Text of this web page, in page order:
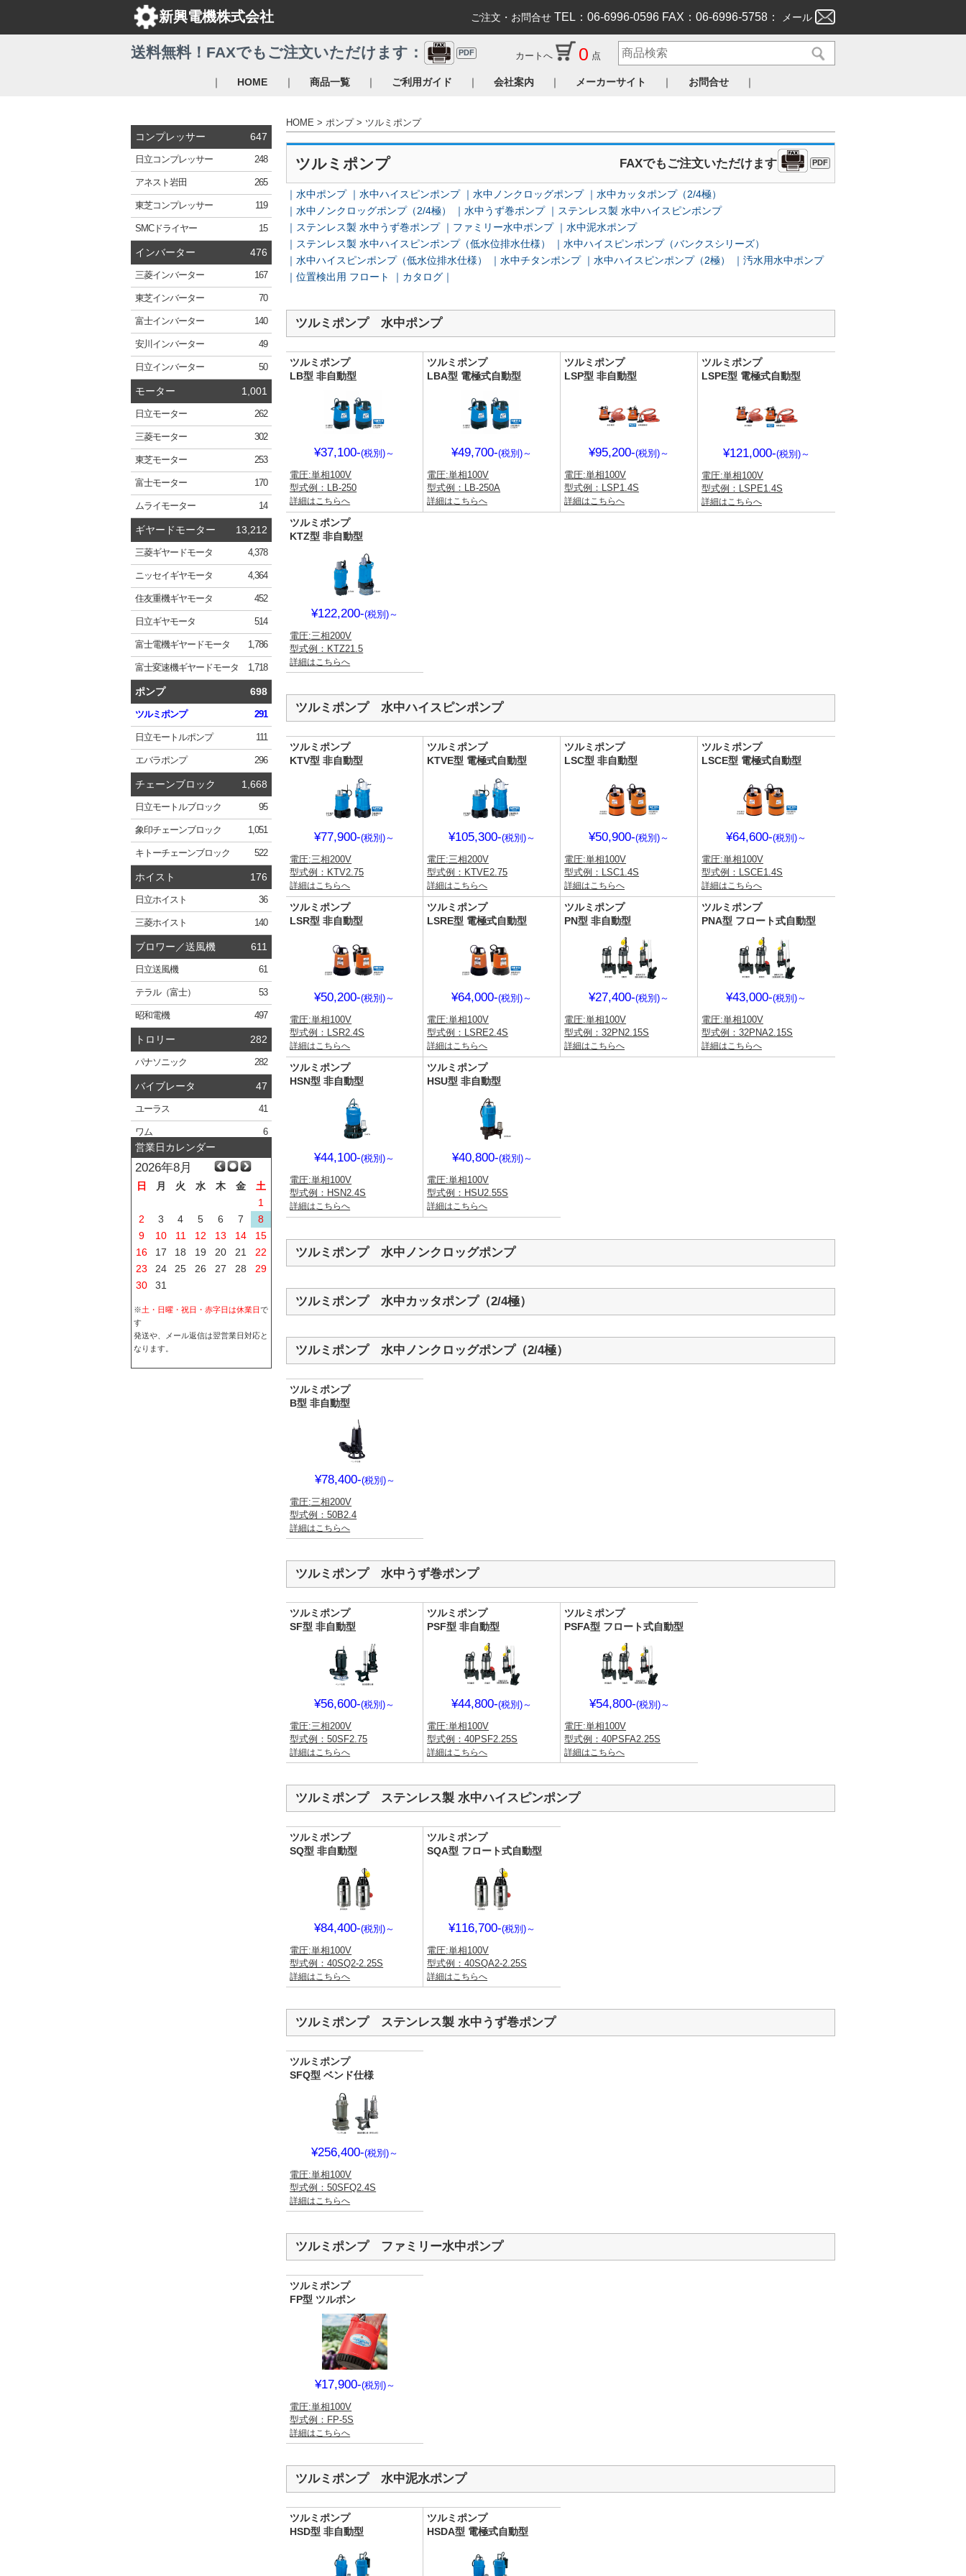
新興電機株式会社 ご注文・お問合せ TEL：06-6996-0596 FAX：06-6996-5758： メール
｜ HOME ｜ 商品一覧 ｜ ご利用ガイド ｜ 会社案内 ｜ メーカーサイト ｜ お問合せ ｜
コンプレッサー 647
日立コンプレッサー 248
アネスト岩田 265
東芝コンプレッサー 119
SMCドライヤー 15
インバーター 476
三菱インバーター 167
東芝インバーター 70
富士インバーター 140
安川 インバーター 49
日立インバーター 50
モーター 1,001
日立モーター 262
三菱モーター 302
東芝モーター 253
富士モーター 170
ムライモーター 14
ギヤードモーター 13,212
三菱ギヤードモータ 4,378
ニッセイギヤモータ 4,364
住友重機ギヤモータ 452
日立ギヤモータ 514
富士電機ギヤードモータ 1,786
富士変速機ギヤードモータ 1,718
ポンプ 698
ツルミポンプ 291
日立モートルポンプ 111
エバラポンプ 296
チェーンブロック 1,668
日立モートルブロック 95
象印チェーンブロック 1,051
キトーチェーンブロック 522
ホイスト 176
日立ホイスト 36
三菱ホイスト 140
ブロワー／送風機 611
日立送風機 61
テラル（富士） 53
昭和電機 497
トロリー 282
パナソニック 282
バイブレータ 47
ユーラス 41
ワム 6
営業日カレンダー
2026年8月
日 月 火 水 木 金
土
1
2
3 4 5 6 7
8
9
10 11 12 13 14
15
16
17 18 19 20 21
22
23
24 25 26 27 28
29
30
31
※土・日曜・祝日・赤字日は休業日で
す
発送や、メール返信は翌営業日対応と
なります。
送料無料！FAXでもご注文いただけます： PDF カートへ 0 点
HOME ポンプ ツルミポンプ
ツルミポンプ FAXでもご注文いただけます PDF
水中ポンプ 水中ハイスピンポンプ 水中ノンクロッグポンプ
水中カッタポンプ（2/4極）
水中ノンクロッグポンプ（2/4極）
水中うず巻ポンプ
ステンレス製 水中ハイスピンポンプ
ステンレス製 水中うず巻ポンプ
ファミリー水中ポンプ
水中泥水ポンプ
ステンレス製 水中ハイスピンポンプ（低水位排水仕様）
水中ハイスピンポンプ（バンクスシリーズ）
水中ハイスピンポンプ（低水位排水仕様）
水中チタンポンプ 水中ハイスピンポンプ（2極）
汚水用水中ポンプ
位置検出用 フロート
カタログ
ツルミポンプ 水中ポンプ
ツルミポンプ
LB型 非自動型
¥37,100-(税別)～
電圧:単相100V
型式例：LB-250
詳細はこちらへ
ツルミポンプ
LBA型 電極式自動型
¥49,700-(税別)～
電圧:単相100V
型式例：LB-250A
詳細はこちらへ
ツルミポンプ
LSP型 非自動型
¥95,200-(税別)～
電圧:単相100V
型式例：LSP1.4S
詳細はこちらへ
ツルミポンプ
LSPE型 電極式自動型
¥121,000-(税別)～
電圧:単相100V
型式例：LSPE1.4S
詳細はこちらへ
ツルミポンプ
KTZ型 非自動型
¥122,200-(税別)～
電圧:三相200V
型式例：KTZ21.5
詳細はこちらへ
ツルミポンプ 水中ハイスピンポンプ
ツルミポンプ
KTV型 非自動型
¥77,900-(税別)～
電圧:三相200V
型式例：KTV2.75
詳細はこちらへ
ツルミポンプ
KTVE型 電極式自動型
¥105,300-(税別)～
電圧:三相200V
型式例：KTVE2.75
詳細はこちらへ
ツルミポンプ
LSC型 非自動型
¥50,900-(税別)～
電圧:単相100V
型式例：LSC1.4S
詳細はこちらへ
ツルミポンプ
LSCE型 電極式自動型
¥64,600-(税別)～
電圧:単相100V
型式例：LSCE1.4S
詳細はこちらへ
ツルミポンプ
LSR型 非自動型
¥50,200-(税別)～
電圧:単相100V
型式例：LSR2.4S
詳細はこちらへ
ツルミポンプ
LSRE型 電極式自動型
¥64,000-(税別)～
電圧:単相100V
型式例：LSRE2.4S
詳細はこちらへ
ツルミポンプ
PN型 非自動型
¥27,400-(税別)～
電圧:単相100V
型式例：32PN2.15S
詳細はこちらへ
ツルミポンプ
PNA型 フロート式自動型
¥43,000-(税別)～
電圧:単相100V
型式例：32PNA2.15S
詳細はこちらへ
ツルミポンプ
HSN型 非自動型
¥44,100-(税別)～
電圧:単相100V
型式例：HSN2.4S
詳細はこちらへ
ツルミポンプ
HSU型 非自動型
¥40,800-(税別)～
電圧:単相100V
型式例：HSU2.55S
詳細はこちらへ
ツルミポンプ 水中ノンクロッグポンプ
ツルミポンプ 水中カッタポンプ（2/4極）
ツルミポンプ 水中ノンクロッグポンプ（2/4極）
ツルミポンプ
B型 非自動型
¥78,400-(税別)～
電圧:三相200V
型式例：50B2.4
詳細はこちらへ
ツルミポンプ 水中うず巻ポンプ
ツルミポンプ
SF型 非自動型
¥56,600-(税別)～
電圧:三相200V
型式例：50SF2.75
詳細はこちらへ
ツルミポンプ
PSF型 非自動型
¥44,800-(税別)～
電圧:単相100V
型式例：40PSF2.25S
詳細はこちらへ
ツルミポンプ
PSFA型 フロート式自動型
¥54,800-(税別)～
電圧:単相100V
型式例：40PSFA2.25S
詳細はこちらへ
ツルミポンプ ステンレス製 水中ハイスピンポンプ
ツルミポンプ
SQ型 非自動型
¥84,400-(税別)～
電圧:単相100V
型式例：40SQ2-2.25S
詳細はこちらへ
ツルミポンプ
SQA型 フロート式自動型
¥116,700-(税別)～
電圧:単相100V
型式例：40SQA2-2.25S
詳細はこちらへ
ツルミポンプ ステンレス製 水中うず巻ポンプ
ツルミポンプ
SFQ型 ベンド仕様
¥256,400-(税別)～
電圧:単相100V
型式例：50SFQ2.4S
詳細はこちらへ
ツルミポンプ ファミリー水中ポンプ
ツルミポンプ
FP型 ツルポン
¥17,900-(税別)～
電圧:単相100V
型式例：FP-5S
詳細はこちらへ
ツルミポンプ 水中泥水ポンプ
ツルミポンプ
HSD型 非自動型
ツルミポンプ
HSDA型 電極式自動型